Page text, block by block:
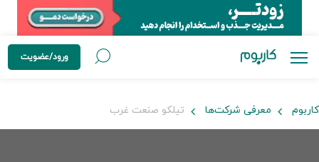
ورود/عضویت
کاربوم معرفی شرکت‌ها تیلکو صنعت غرب